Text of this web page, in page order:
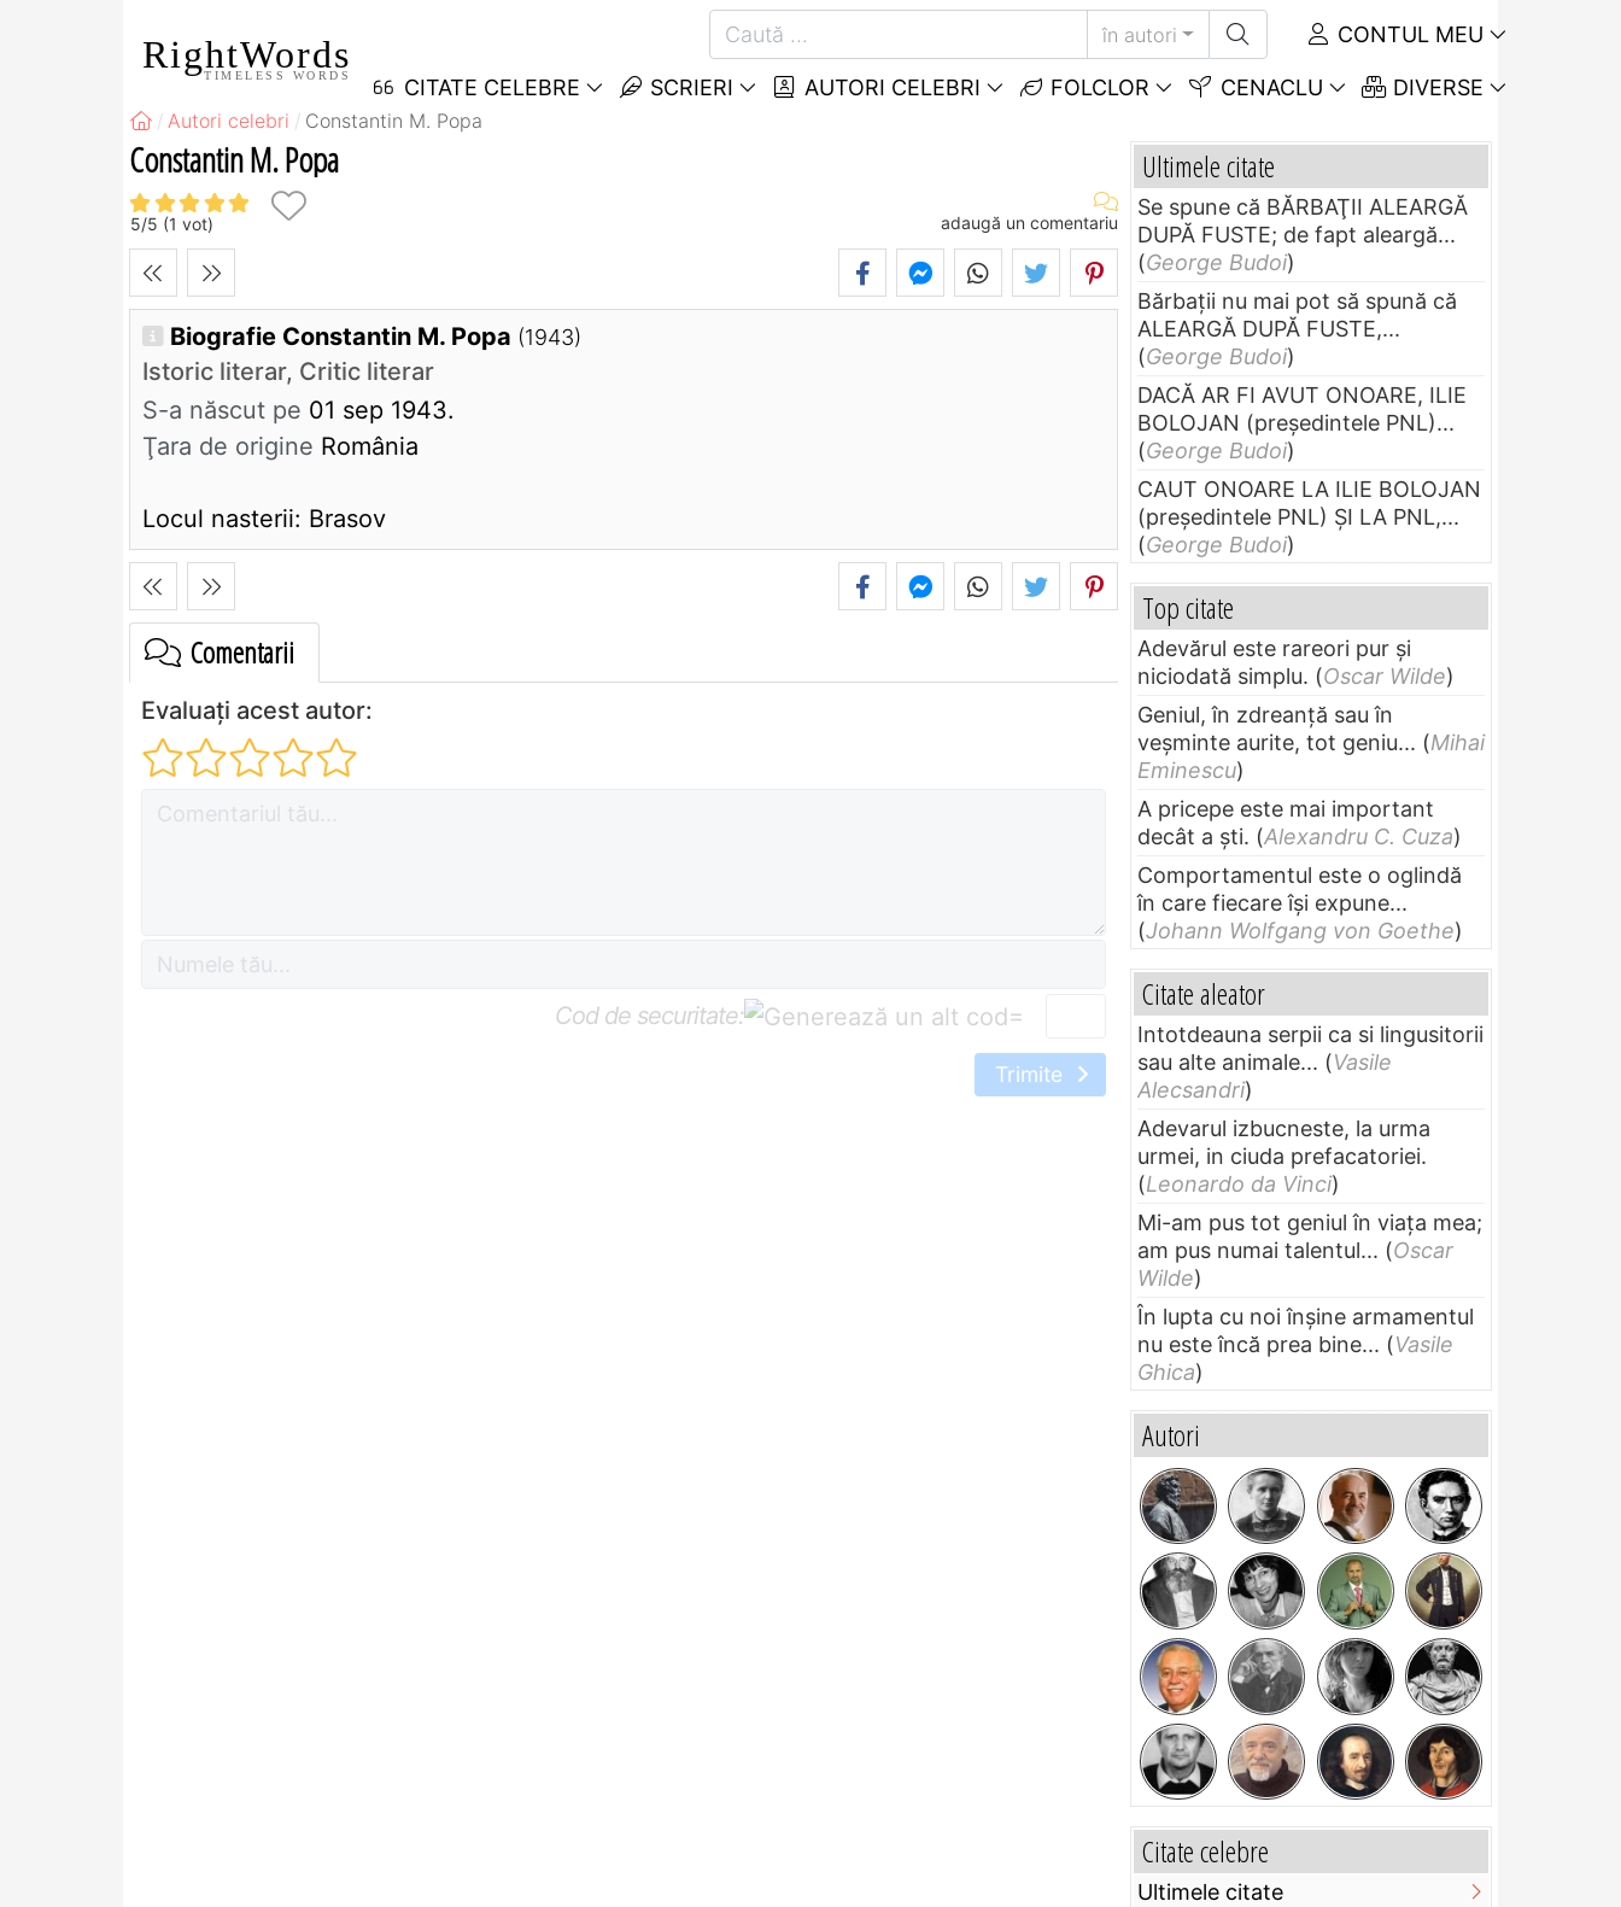
RightWords
TIMELESS WORDS
în autori CONTUL MEU
CITATE CELEBRE SCRIERI AUTORI CELEBRI FOLCLOR CENACLU DIVERSE
Autori celebri Constantin M. Popa
Constantin M. Popa
5/5 (1 vot) adaugă un comentariu
Biografie Constantin M. Popa (1943)
Istoric literar, Critic literar
S-a născut pe 01 sep 1943.
Ţara de origine România
Locul nasterii: Brasov
Comentarii
Evaluați acest autor:
Cod de securitate: =
Trimite
Ultimele citate
Se spune că BĂRBAŢII ALEARGĂ
DUPĂ FUSTE; de fapt aleargă...
(George Budoi)
Bărbaţii nu mai pot să spună că
ALEARGĂ DUPĂ FUSTE,...
(George Budoi)
DACĂ AR FI AVUT ONOARE, ILIE
BOLOJAN (preşedintele PNL)...
(George Budoi)
CAUT ONOARE LA ILIE BOLOJAN
(preşedintele PNL) ŞI LA PNL,...
(George Budoi)
Top citate
Adevărul este rareori pur și
niciodată simplu. (Oscar Wilde)
Geniul, în zdreanţă sau în
veşminte aurite, tot geniu... (Mihai
Eminescu)
A pricepe este mai important
decât a ști. (Alexandru C. Cuza)
Comportamentul este o oglindă
în care fiecare își expune...
(Johann Wolfgang von Goethe)
Citate aleator
Intotdeauna serpii ca si lingusitorii
sau alte animale... (Vasile
Alecsandri)
Adevarul izbucneste, la urma
urmei, in ciuda prefacatoriei.
(Leonardo da Vinci)
Mi-am pus tot geniul în viața mea;
am pus numai talentul... (Oscar
Wilde)
În lupta cu noi înșine armamentul
nu este încă prea bine... (Vasile
Ghica)
Autori
Citate celebre
Ultimele citate